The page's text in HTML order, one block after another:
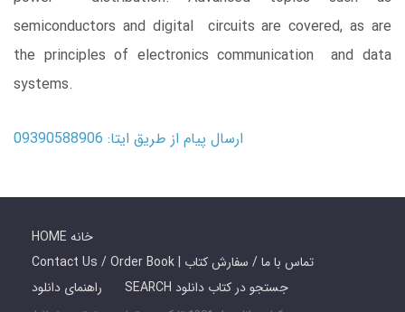
semiconductors and digital circuits are covered, as are
the principles of electronics communication and data
systems.
ارسال پیام از طریق ایتا: 09390588906
HOME خانه
Contact Us / Order Book | تماس با ما / سفارش کتاب
راهنمای دانلود
SEARCH جستجو در کتاب دانلود